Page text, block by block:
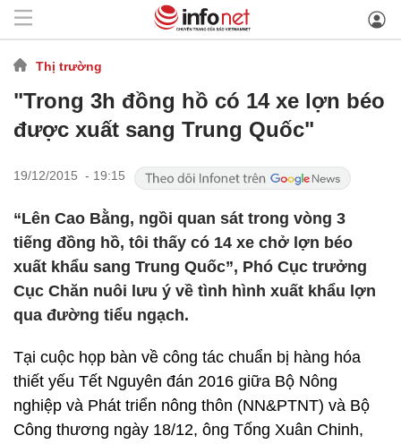
Thị trường
"Trong 3h đồng hồ có 14 xe lợn béo
được xuất sang Trung Quốc"
19/12/2015 - 19:15
“Lên Cao Bằng, ngồi quan sát trong vòng 3
tiếng đồng hồ, tôi thấy có 14 xe chở lợn béo
xuất khẩu sang Trung Quốc”, Phó Cục trưởng
Cục Chăn nuôi lưu ý về tình hình xuất khẩu lợn
qua đường tiểu ngạch.
Tại cuộc họp bàn về công tác chuẩn bị hàng hóa
thiết yếu Tết Nguyên đán 2016 giữa Bộ Nông
nghiệp và Phát triển nông thôn (NN&PTNT) và Bộ
Công thương ngày 18/12, ông Tống Xuân Chinh,